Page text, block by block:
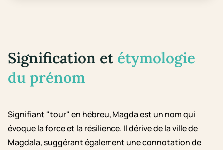
Signification et étymologie
du prénom
Signifiant "tour" en hébreu, Magda est un nom qui
évoque la force et la résilience. Il dérive de la ville de
Magdala, suggérant également une connotation de